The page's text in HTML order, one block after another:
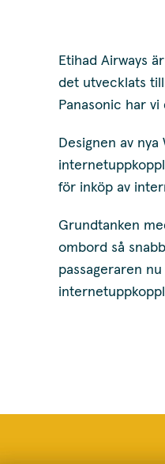
Etihad Airways
det utvecklats
Panasonic har
Designen av
för inköp av
Grundtanken
ombord så
passageraren